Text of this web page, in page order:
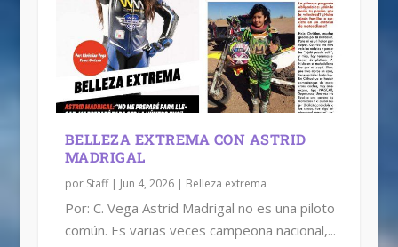
BELLEZA EXTREMA CON ASTRID
MADRIGAL
por Staff| Jun 4, 2026| Belleza extrema
Por: C. Vega Astrid Madrigal no es una piloto
común. Es varias veces campeona nacional,...